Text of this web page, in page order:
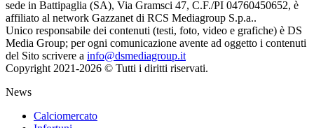
sede in Battipaglia (SA), Via Gramsci 47, C.F./PI 04760450652, è
affiliato al network Gazzanet di RCS Mediagroup S.p.a..
Unico responsabile dei contenuti (testi, foto, video e grafiche) è DS
Media Group; per ogni comunicazione avente ad oggetto i contenuti
del Sito scrivere a info@dsmediagroup.it
Copyright 2021-2026 © Tutti i diritti riservati.
News
Calciomercato